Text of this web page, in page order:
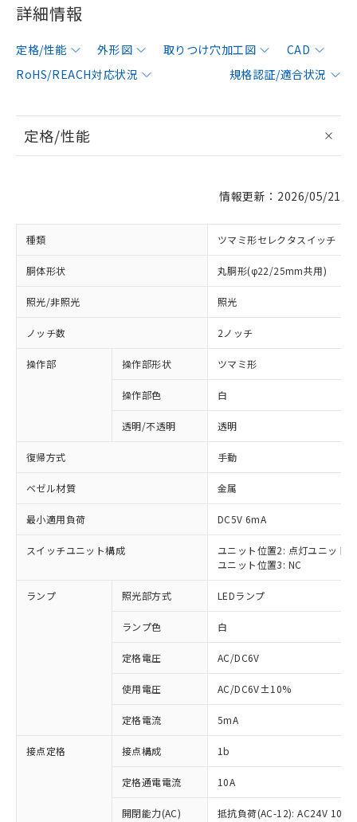
詳細情報
定格/性能 外形図 取りつけ穴加工図
CAD
RoHS/REACH対応状況
規格認証/適合状況
定格/性能
情報更新：2026/05/21
種類 ツマミ形セレクタスイッチ
胴体形状 丸胴形(φ22/25mm共用)
照光/非照光 照光
ノッチ数 2ノッチ
操作部 操作部形状 ツマミ形
操作部色 白
透明/不透明 透明
復帰方式 手動
ベゼル材質 金属
最小適用負荷 DC5V 6mA
スイッチユニット構成
ユニット位置2: 点灯ユニット
ユニット位置3: NC
ランプ 照光部方式 LEDランプ
ランプ色 白
定格電圧 AC/DC6V
使用電圧 AC/DC6V±10%
定格電流 5mA
接点定格 接点構成 1b
定格通電電流 10A
開閉能力(AC)
抵抗負荷(AC-12): AC24V 10A/
ご利用条件
以下の条件をお読みいただき、同意のうえ
ご利用ください。
本サービスは、当社制御機器事業取扱
商品の当社在庫状況および標準価格
(税抜)を提供させていただくもので
当社制御機器事業取扱商品の中には、
※1 対応状況
対応済み：EU RoHS指令（10物質）の
非含有に対応した製品が提供可能な商品で
対応予定：EU RoHS指令（10物質）の非含
有に対応した製品に切り替える予定のある
対応予定なし：EU RoHS指令（10物質）の
非含有に非対応の商品で、対応品を出す予
定はありません。
調査・確認中：EU RoHS指令（10物質）の
非含有の対応状況を調査中または確認中の
非該当品：ライセンス料など無形物で、有
害物質有無と関係のない商品です。
※1 中国RoHS○×表
「○」：最大均質材料含有率が中国RoHSの
基準値以下であることを示します。